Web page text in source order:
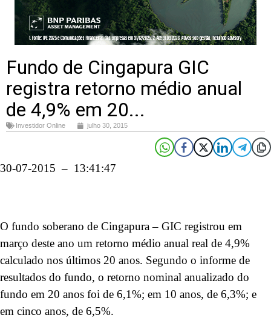
Fundo de Cingapura GIC
registra retorno médio anual
de 4,9% em 20...
Investidor Online julho 30, 2015
30-07-2015 – 13:41:47
O fundo soberano de Cingapura – GIC registrou em
março deste ano um retorno médio anual real de 4,9%
calculado nos últimos 20 anos. Segundo o informe de
resultados do fundo, o retorno nominal anualizado do
fundo em 20 anos foi de 6,1%; em 10 anos, de 6,3%; e
em cinco anos, de 6,5%.